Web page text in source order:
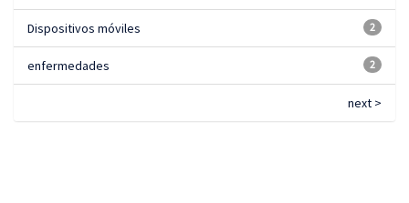
2
Dispositivos móviles
2
enfermedades
next >